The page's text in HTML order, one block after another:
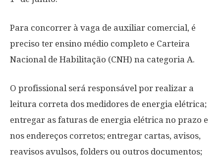
Para concorrer à vaga de auxiliar comercial, é
preciso ter ensino médio completo e Carteira
Nacional de Habilitação (CNH) na categoria A.
O profissional será responsável por realizar a
leitura correta dos medidores de energia elétrica;
entregar as faturas de energia elétrica no prazo e
nos endereços corretos; entregar cartas, avisos,
reavisos avulsos, folders ou outros documentos;